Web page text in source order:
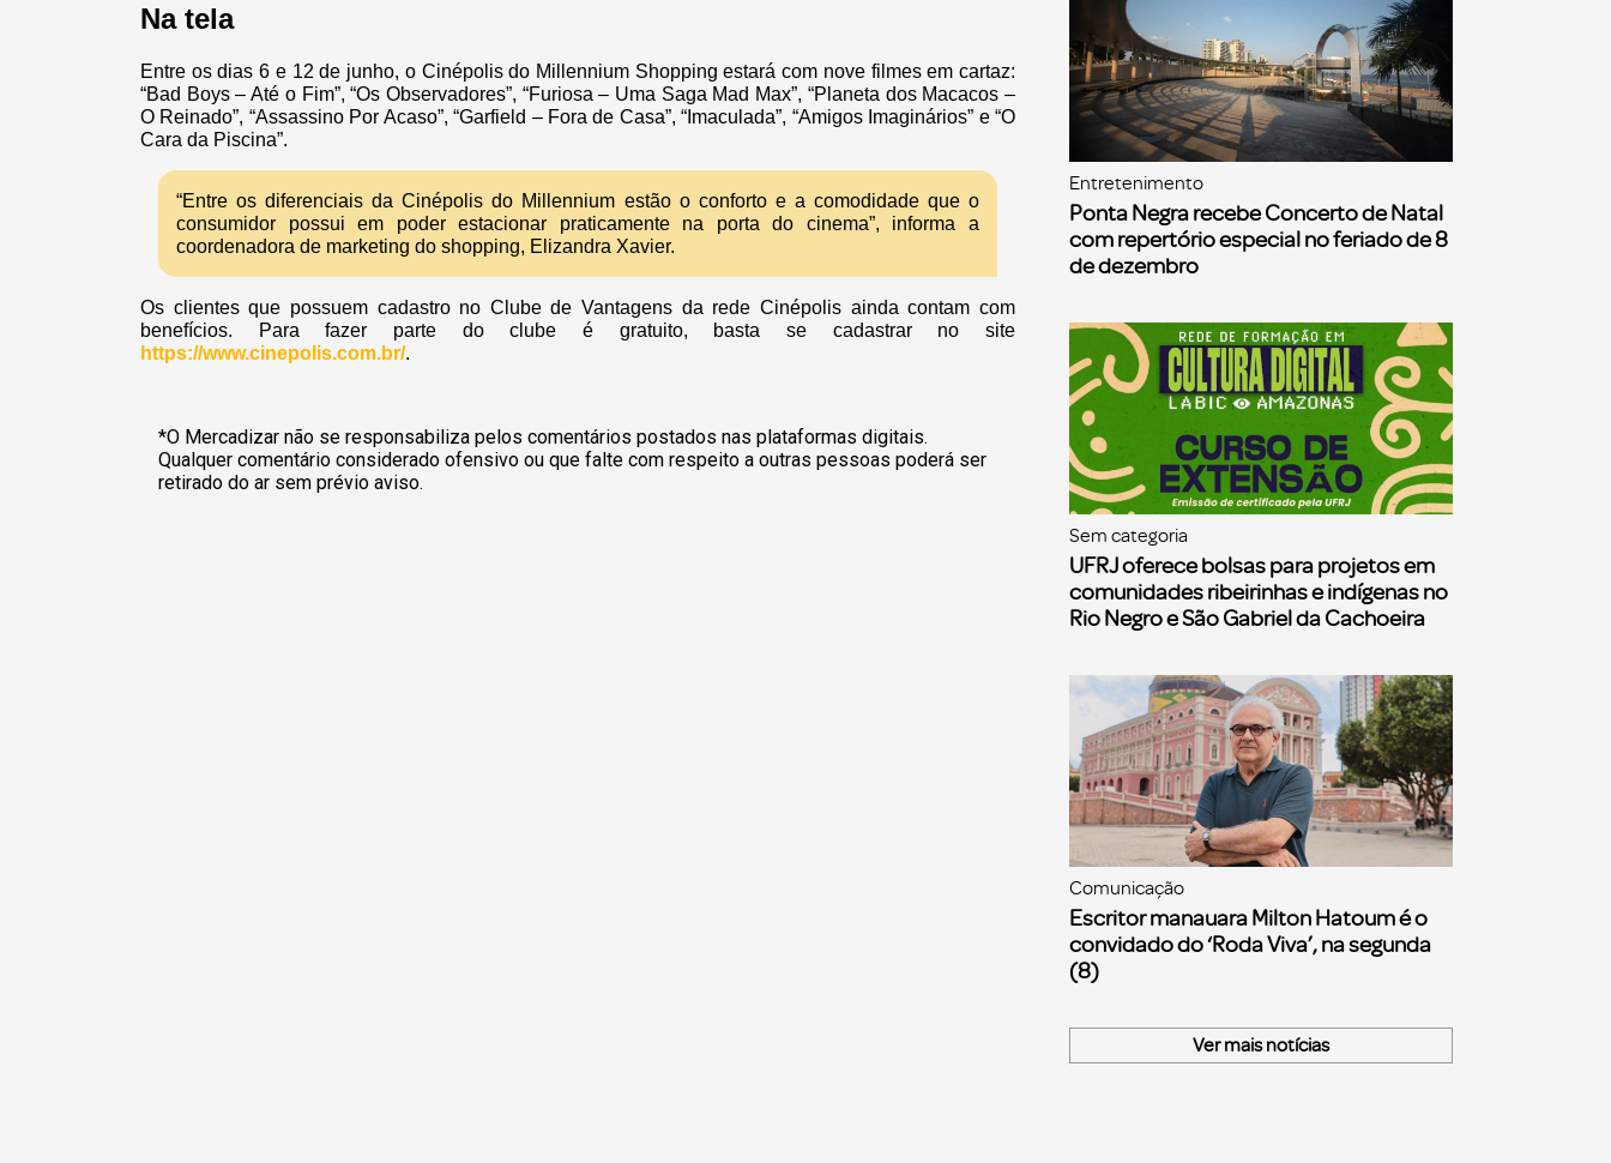
Na tela
Entre os dias 6 e 12 de junho, o Cinépolis do Millennium Shopping estará com nove filmes em cartaz:
“Bad Boys – Até o Fim”, “Os Observadores”, “Furiosa – Uma Saga Mad Max”, “Planeta dos Macacos –
O Reinado”, “Assassino Por Acaso”, “Garfield – Fora de Casa”, “Imaculada”, “Amigos Imaginários” e “O
Cara da Piscina”.
“Entre os diferenciais da Cinépolis do Millennium estão o conforto e a comodidade que o
consumidor possui em poder estacionar praticamente na porta do cinema”, informa a
coordenadora de marketing do shopping, Elizandra Xavier.
Os clientes que possuem cadastro no Clube de Vantagens da rede Cinépolis ainda contam com
benefícios. Para fazer parte do clube é gratuito, basta se cadastrar no site
https://www.cinepolis.com.br/.
*O Mercadizar não se responsabiliza pelos comentários postados nas plataformas digitais.
Qualquer comentário considerado ofensivo ou que falte com respeito a outras pessoas poderá ser
retirado do ar sem prévio aviso.
Entretenimento
Ponta Negra recebe Concerto de Natal
com repertório especial no feriado de 8
de dezembro
Sem categoria
UFRJ oferece bolsas para projetos em
comunidades ribeirinhas e indígenas no
Rio Negro e São Gabriel da Cachoeira
Comunicação
Escritor manauara Milton Hatoum é o
convidado do ‘Roda Viva’, na segunda
(8)
Ver mais notícias